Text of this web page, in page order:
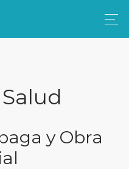
y Obra